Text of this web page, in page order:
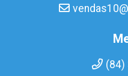
(84)